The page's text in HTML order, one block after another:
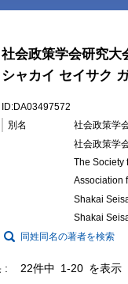
社会政策学会研究大
シャカイ セイサク
ID:DA03497572
別名
社会政策学
社会政策学
The Society
Association
Shakai
Shakai
同姓同名の著者を検索
22件中 1-20 を表示